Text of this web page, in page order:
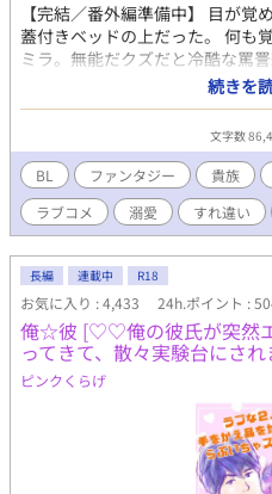
【完結／番外編準備中】 目が覚
蓋付きベッドの上だった。 何も
ミラ。無能だクズだと冷酷な罵
ティアス。 記憶喪失から始まる
メディ。 ---------- ※注） かっこ
そのうち号泣しますのでご注意
お読みいただけると幸いです。
こじらせた攻→受な関係がお好き
願いします！ 全16話 完結済み
ます。 様子を見ながらそのうち
の一次創作でまだよく分かって
かしていたら申し訳ないです！
皆さま、本当にどうもありがと
が回収しきれていないエピソー
笑、後日番外編をアップしたい
日まだ未定ですが、もしよろし
ださいねー！
続きを
文字数
BL ファンタジー 貴族
ラブコメ
溺愛 すれ違い
長編 連載中 R18
お気に入り : 4,433 24h.ポイント :
俺☆彼 [♡♡俺の彼氏が突然
ってきて、散々実験台にさ
ピンクくらげ